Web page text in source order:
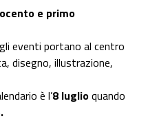
e primo
eventi portano al centro
disegno, illustrazione,
è l’8 luglioquando